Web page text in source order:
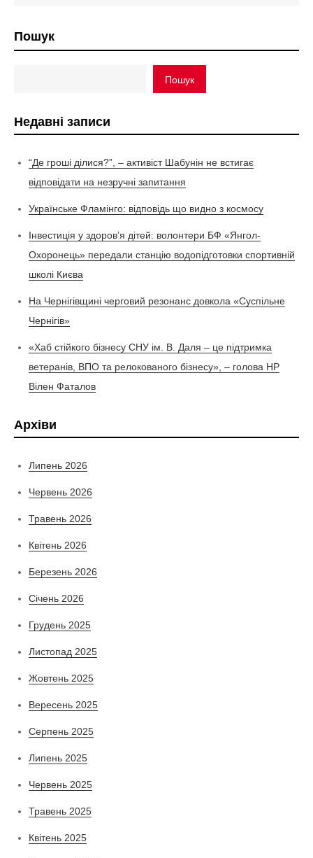
Пошук
Пошук
Недавні записи
“Де гроші ділися?”, – активіст Шабунін не встигає
відповідати на незручні запитання
Українське Фламінго: відповідь що видно з космосу
Інвестиція у здоров’я дітей: волонтери БФ «Янгол-
Охоронець» передали станцію водопідготовки спортивній
школі Києва
На Чернігівщині черговий резонанс довкола «Суспільне
Чернігів»
«Хаб стійкого бізнесу СНУ ім. В. Даля – це підтримка
ветеранів, ВПО та релокованого бізнесу», – голова НР
Вілен Фаталов
Архіви
Липень 2026
Червень 2026
Травень 2026
Квітень 2026
Березень 2026
Січень 2026
Грудень 2025
Листопад 2025
Жовтень 2025
Вересень 2025
Серпень 2025
Липень 2025
Червень 2025
Травень 2025
Квітень 2025